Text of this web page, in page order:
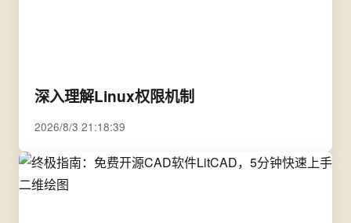
深入理解Linux权限机制
2026/8/3 21:18:39